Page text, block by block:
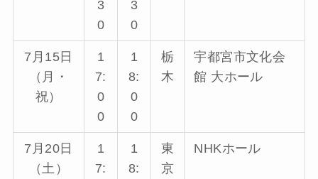
3
0
3
0
7月15日
（月・
祝）
1
7:
0
0
1
8:
0
0
栃
木
宇都宮市文化会
館 大ホール
7月20日
（土）
1
7:
1
8:
東
京
NHKホール